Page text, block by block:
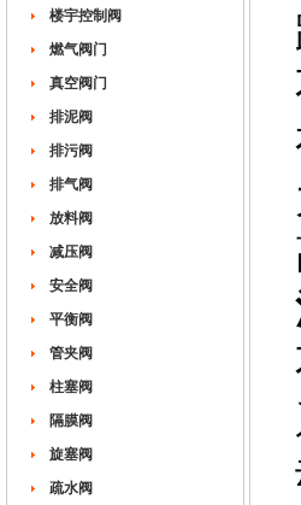
楼宇控制阀
燃气阀门
真空阀门
排泥阀
排污阀
排气阀
放料阀
减压阀
安全阀
平衡阀
管夹阀
柱塞阀
隔膜阀
旋塞阀
疏水阀